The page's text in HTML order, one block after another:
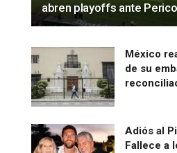
abren playoffs ante
México
de su
Adiós al
Fallece a